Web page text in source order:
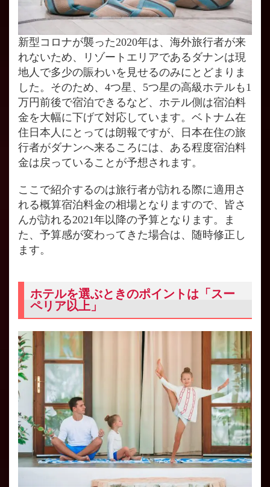
新型コロナが襲った2020年は、海外旅行者が来
れないため、リゾートエリアであるダナンは現
地人で多少の賑わいを見せるのみにとどまりま
した。そのため、4つ星、5つ星の高級ホテルも1
万円前後で宿泊できるなど、ホテル側は宿泊料
金を大幅に下げて対応しています。ベトナム在
住日本人にとっては朗報ですが、日本在住の旅
行者がダナンへ来るころには、ある程度宿泊料
金は戻っていることが予想されます。
ここで紹介するのは旅行者が訪れる際に適用さ
れる概算宿泊料金の相場となりますので、皆さ
んが訪れる2021年以降の予算となります。ま
た、予算感が変わってきた場合は、随時修正し
ます。
ホテルを選ぶときのポイントは「スー
ペリア以上」